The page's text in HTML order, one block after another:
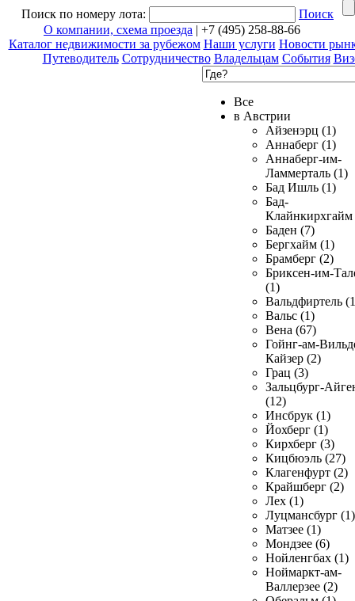
Поиск по номеру лота:
Поиск
О компании, схема проезда | +7 (495) 258-88-66
Каталог недвижимости за рубежом Наши услуги Новости
Путеводитель Сотрудничество Владельцам События
Все
в Австрии
Айзенэрц (1)
Аннаберг (1)
Аннаберг-им-
Ламмерталь (1)
Бад Ишль (1)
Бад-
Клайнкирхгайм
Баден (7)
Бергхайм (1)
Брамберг (2)
Бриксен-им-
(1)
Вальдфиртель
Вальс (1)
Вена (67)
Гойнг-ам-
Кайзер (2)
Грац (3)
Зальцбург-
(12)
Инсбрук (1)
Йохберг (1)
Кирхберг (3)
Кицбюэль (27)
Клагенфурт (2)
Крайшберг (2)
Лех (1)
Луцмансбург (1)
Матзее (1)
Мондзее (6)
Нойленгбах (1)
Ноймаркт-ам-
Валлерзее (2)